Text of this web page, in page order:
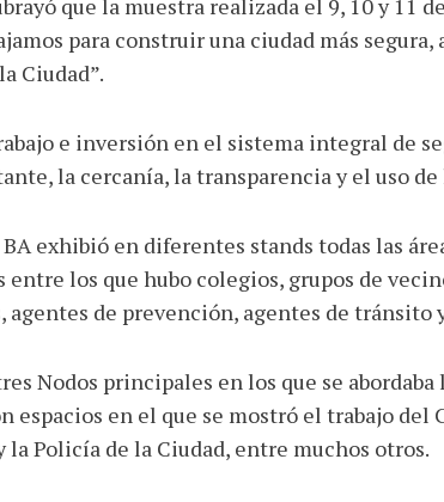
que la muestra realizada el 9, 10 y
para construir una ciudad más
Ciudad”.
e inversión en el sistema integral de
la cercanía, la transparencia y el uso
BA exhibió en diferentes stands todas las
los que hubo colegios, grupos de
agentes de prevención, agentes de tránsito
Nodos principales en los que se
espacios en el que se mostró el trabajo
Policía de la Ciudad, entre muchos otros.